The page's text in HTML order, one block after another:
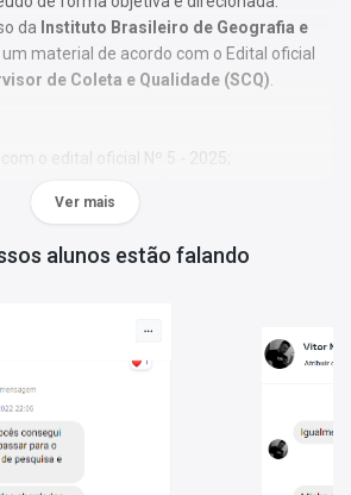
da Instituto Brasileiro de Geografia e
material de acordo com o Edital oficial
de Coleta e Qualidade (SCQ)
o edital oficial Nº 5 - 2025;
equipe especializada em concursos
e Informática) & Mapa de Questões
se limita à bibliografia oficial do edital. Os
conforme o referencial adotado pelos
e à amplitude na preparação.
Ver mais
alunos estão falando